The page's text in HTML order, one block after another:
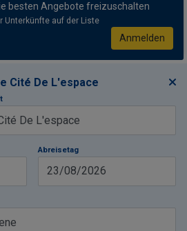
besten Angebote freizuschalten
Unterkünfte auf der Liste
Anmelden
Cité De L'espace
Abreisetag
23/08/2026